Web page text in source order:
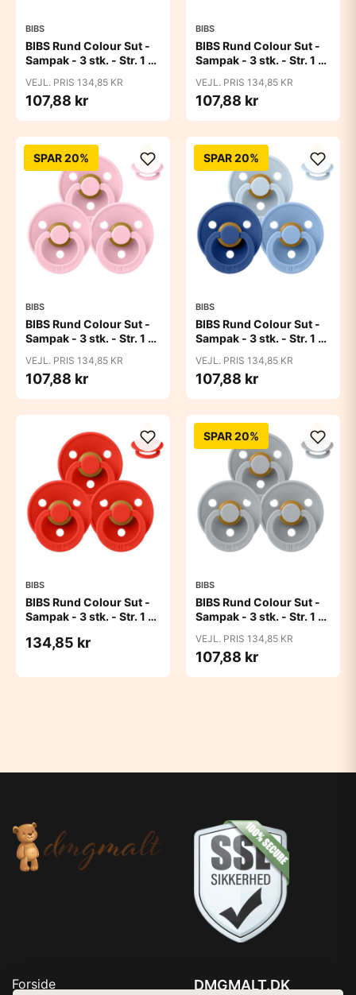
BIBS
BIBS Rund Colour Sut -
Sampak - 3 stk. - Str. 1 -
VEJL. PRIS 134,85 KR
107,88 kr
BIBS
BIBS Rund Colour Sut -
Sampak - 3 stk. - Str. 1 -
VEJL. PRIS 134,85 KR
107,88 kr
SPAR 20%
BIBS
BIBS Rund Colour Sut -
Sampak - 3 stk. - Str. 1 -
VEJL. PRIS 134,85 KR
107,88 kr
SPAR 20%
BIBS
BIBS Rund Colour Sut -
Sampak - 3 stk. - Str. 1 -
VEJL. PRIS 134,85 KR
107,88 kr
BIBS
BIBS Rund Colour Sut -
Sampak - 3 stk. - Str. 1 -
134,85 kr
SPAR 20%
BIBS
BIBS Rund Colour Sut -
Sampak - 3 stk. - Str. 1 -
VEJL. PRIS 134,85 KR
107,88 kr
Forside DMGMALT.DK